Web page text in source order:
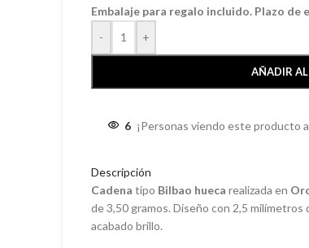
Embalaje para regalo incluido. Plazo de
-
+
AÑADIR
6 ¡Personas viendo este producto
Descripción
Cadena tipo Bilbao hueca realizada en
de 3,50 gramos. Diseño con 2,5
acabado brillo.